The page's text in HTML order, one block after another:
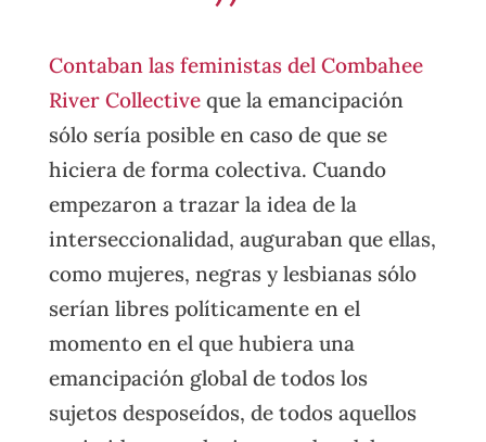
Contaban las feministas del Combahee
River Collectiveque la emancipación
sólo sería posible en caso de que se
hiciera de forma colectiva. Cuando
empezaron a trazar la idea de la
interseccionalidad, auguraban que ellas,
como mujeres, negras y lesbianas sólo
serían libres políticamente en el
momento en el que hubiera una
emancipación global de todos los
sujetos desposeídos, de todos aquellos